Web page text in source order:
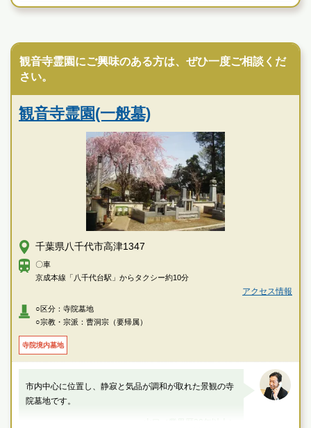
霊園墓地のプロフェッショナルが無料でご案内いたしま
桜の郷 花見川犢橋霊園の特徴
観音寺霊園にご興味のある方は、ぜひ一度ご相談くだ
さい。
観音寺霊園(一般墓)
千葉県八千代市高津1347
〇車
京成本線「八千代台駅」からタクシー約10分
アクセス情報
○区分：寺院墓地
○宗教・宗派：曹洞宗（要帰属）
寺院境内墓地
市内中心に位置し、静寂と気品が調和が取れた景観の寺
院墓地です。